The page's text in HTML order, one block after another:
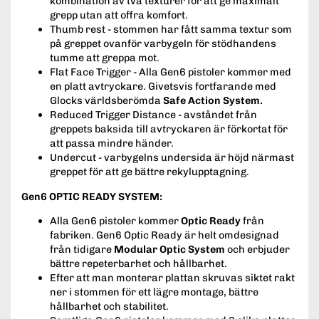
grepp utan att offra komfort.
Thumb rest - stommen har fått samma textur som
på greppet ovanför varbygeln för stödhandens
tumme att greppa mot.
Flat Face Trigger - Alla Gen6 pistoler kommer med
en platt avtryckare. Givetsvis fortfarande med
Glocks världsberömda Safe Action System.
Reduced Trigger Distance - avståndet från
greppets baksida till avtryckaren är förkortat för
att passa mindre händer.
Undercut - varbygelns undersida är höjd närmast
greppet för att ge bättre rekylupptagning.
Gen6 OPTIC READY SYSTEM:
Alla Gen6 pistoler kommerOptic Readyfrån
fabriken. Gen6 Optic Ready är helt omdesignad
från tidigare Modular Optic System och erbjuder
bättre repeterbarhet och hållbarhet.
Efter att man monterar plattan skruvas siktet rakt
ner i stommen för ett lägre montage, bättre
hållbarhet och stabilitet.